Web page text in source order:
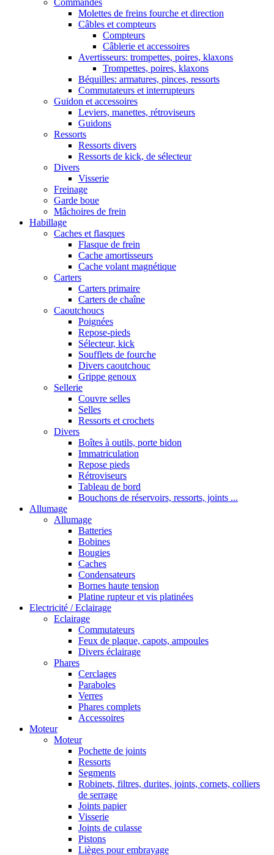
Commandes
Molettes de freins fourche et direction
Câbles et compteurs
Compteurs
Câblerie et accessoires
Avertisseurs: trompettes, poires, klaxons
Trompettes, poires, klaxons
Béquilles: armatures, pinces, ressorts
Commutateurs et interrupteurs
Guidon et accessoires
Leviers, manettes, rétroviseurs
Guidons
Ressorts
Ressorts divers
Ressorts de kick, de sélecteur
Divers
Visserie
Freinage
Garde boue
Mâchoires de frein
Habillage
Caches et flasques
Flasque de frein
Cache amortisseurs
Cache volant magnétique
Carters
Carters primaire
Carters de chaîne
Caoutchoucs
Poignées
Repose-pieds
Sélecteur, kick
Soufflets de fourche
Divers caoutchouc
Grippe genoux
Sellerie
Couvre selles
Selles
Ressorts et crochets
Divers
Boîtes à outils, porte bidon
Immatriculation
Repose pieds
Rétroviseurs
Tableau de bord
Bouchons de réservoirs, ressorts, joints ...
Allumage
Allumage
Batteries
Bobines
Bougies
Caches
Condensateurs
Bornes haute tension
Platine rupteur et vis platinées
Electricité / Eclairage
Eclairage
Commutateurs
Feux de plaque, capots, ampoules
Divers éclairage
Phares
Cerclages
Paraboles
Verres
Phares complets
Accessoires
Moteur
Moteur
Pochette de joints
Ressorts
Segments
Robinets, filtres, durites, joints, cornets, colliers
de serrage
Joints papier
Visserie
Joints de culasse
Pistons
Lièges pour embrayage